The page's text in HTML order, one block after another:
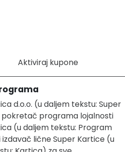
Aktiviraj kupone
d.o.o. (u daljem tekstu: Super
programa lojalnosti
(u daljem tekstu: Program
lične Super Kartice (u